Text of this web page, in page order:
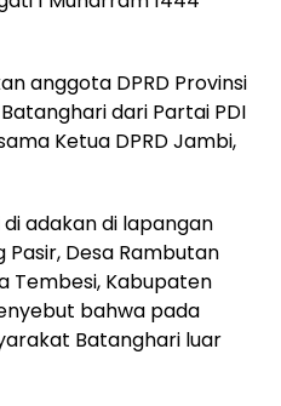
anggota DPRD Provinsi
dari Partai PDI
Ketua DPRD Jambi,
adakan di lapangan
Pasir, Desa Rambutan
Tembesi, Kabupaten
bahwa pada
Batanghari luar